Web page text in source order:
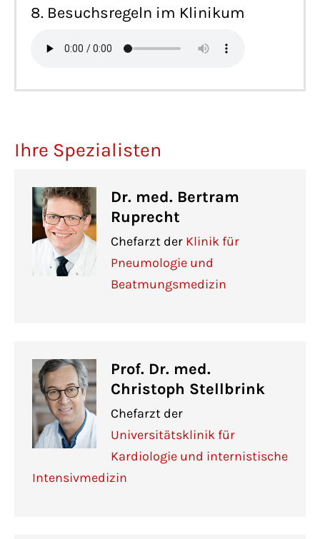
8. Besuchsregeln im Klinikum
Ihre Spezialisten
Dr. med. Bertram
Ruprecht
Chefarzt der Klinik für
Pneumologie und
Beatmungsmedizin
Prof. Dr. med.
Christoph Stellbrink
Chefarzt der
Universitätsklinik für
Kardiologie und internistische
Intensivmedizin